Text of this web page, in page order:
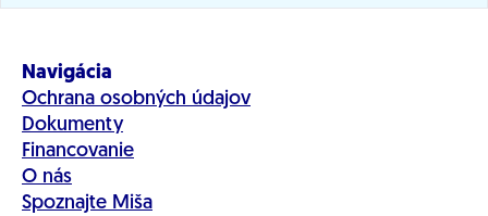
Navigácia
Ochrana osobných údajov
Dokumenty
Financovanie
O nás
Spoznajte Miša